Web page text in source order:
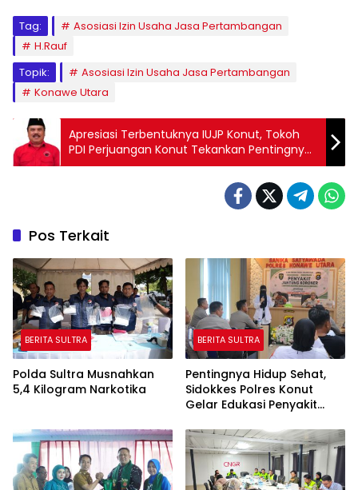
Tag:
Asosiasi Izin Usaha Jasa Pertambangan
H.Rauf
Topik:
Asosiasi Izin Usaha Jasa Pertambangan
Konawe Utara
Apresiasi Terbentuknya IUJP Konut, Tokoh
PDI Perjuangan Konut Tekankan Pentingnya
Implementasi UU Minerba dalam
Pos Terkait
BERITA SULTRA
Polda Sultra Musnahkan
5,4 Kilogram Narkotika
BERITA SULTRA
Pentingnya Hidup Sehat,
Sidokkes Polres Konut
Gelar Edukasi Penyakit
Personil